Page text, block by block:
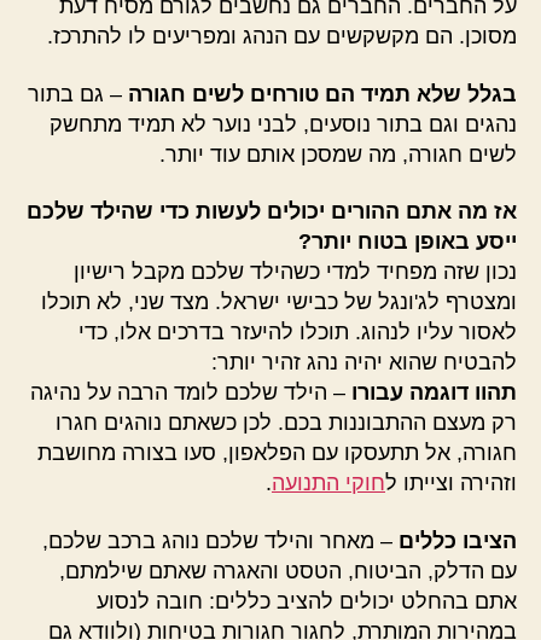
על החברים. החברים גם נחשבים לגורם מסיח דעת
מסוכן. הם מקשקשים עם הנהג ומפריעים לו להתרכז.
בגלל שלא תמיד הם טורחים לשים חגורה – גם בתור
נהגים וגם בתור נוסעים, לבני נוער לא תמיד מתחשק
לשים חגורה, מה שמסכן אותם עוד יותר.
אז מה אתם ההורים יכולים לעשות כדי שהילד שלכם
ייסע באופן בטוח יותר?
נכון שזה מפחיד למדי כשהילד שלכם מקבל רישיון
ומצטרף לג'ונגל של כבישי ישראל. מצד שני, לא תוכלו
לאסור עליו לנהוג. תוכלו להיעזר בדרכים אלו, כדי
להבטיח שהוא יהיה נהג זהיר יותר:
תהוו דוגמה עבורו – הילד שלכם לומד הרבה על נהיגה
רק מעצם ההתבוננות בכם. לכן כשאתם נוהגים חגרו
חגורה, אל תתעסקו עם הפלאפון, סעו בצורה מחושבת
וזהירה וצייתו לחוקי התנועה.
הציבו כללים – מאחר והילד שלכם נוהג ברכב שלכם,
עם הדלק, הביטוח, הטסט והאגרה שאתם שילמתם,
אתם בהחלט יכולים להציב כללים: חובה לנסוע
במהירות המותרת, לחגור חגורות בטיחות (ולוודא גם